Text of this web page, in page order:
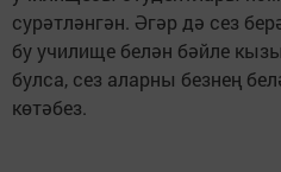
сурәтләнгән. Әгәр дә сез
бу училище белән бәйле
булса, сез аларны безнең
көтәбез.